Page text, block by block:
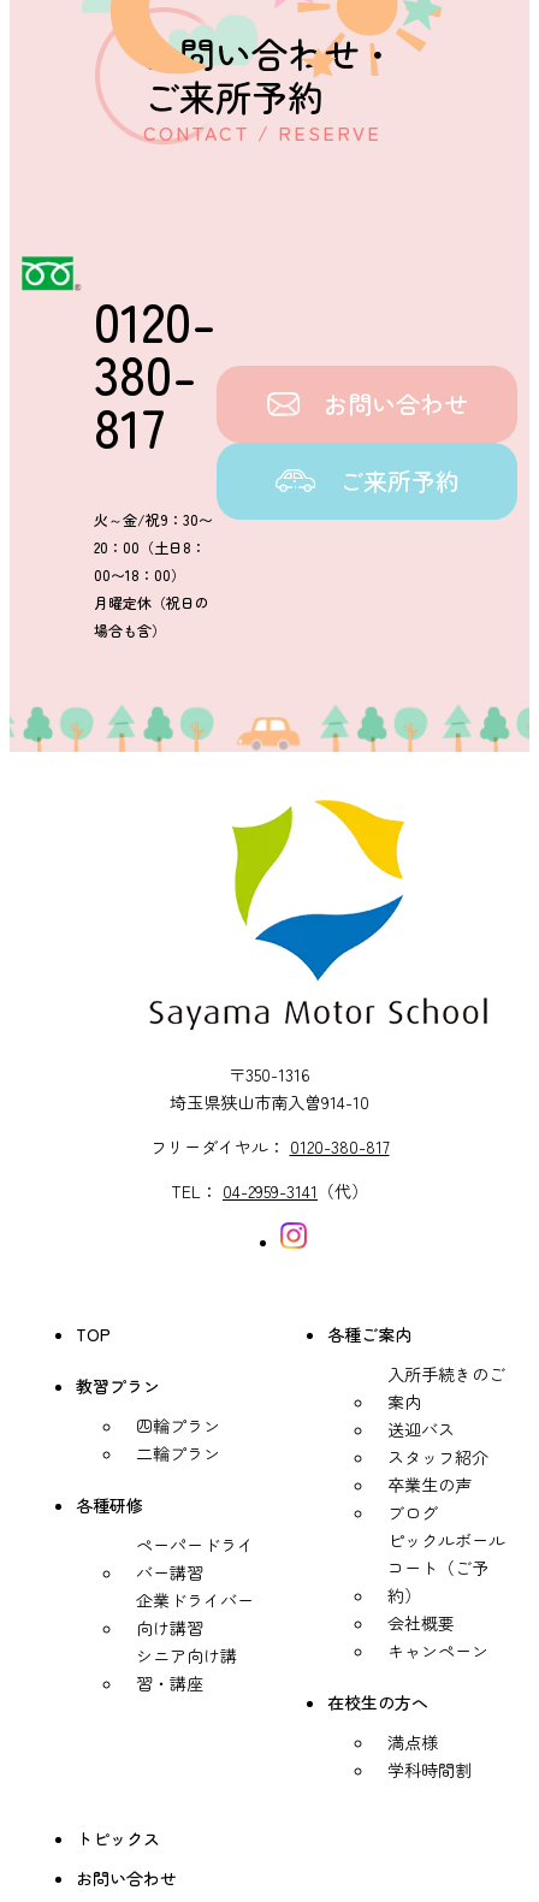
お問い合わせ・
ご来所予約
CONTACT / RESERVE
0120-
380-
817
火～金/祝9：30〜
20：00（土日8：
00〜18：00）
月曜定休（祝日の
場合も含）
お問い合わせ
ご来所予約
〒350-1316
埼玉県狭山市南入曽914-10
フリーダイヤル： 0120-380-817
TEL： 04-2959-3141 （代）
TOP
教習プラン
四輪プラン
二輪プラン
各種研修
ペーパードライ
バー講習
企業ドライバー
向け講習
シニア向け講
習・講座
各種ご案内
入所手続きのご
案内
送迎バス
スタッフ紹介
卒業生の声
ブログ
ピックルボール
コート（ご予
約）
会社概要
キャンペーン
在校生の方へ
満点様
学科時間割
トピックス
お問い合わせ